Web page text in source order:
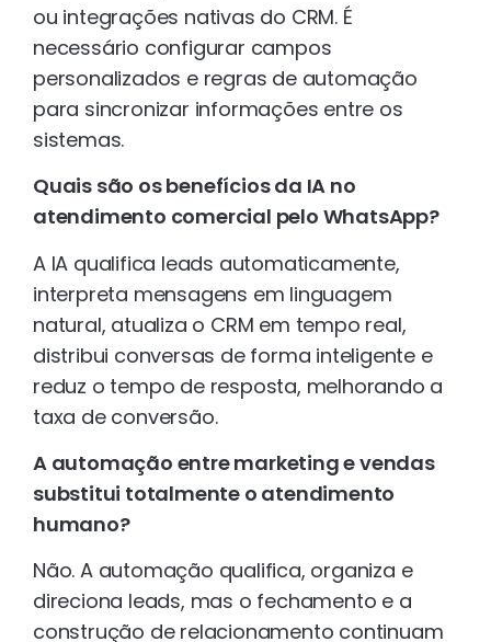
ou integrações nativas do CRM. É
necessário configurar campos
personalizados e regras de automação
para sincronizar informações entre os
sistemas.
Quais são os benefícios da IA no
atendimento comercial pelo WhatsApp?
A IA qualifica leads automaticamente,
interpreta mensagens em linguagem
natural, atualiza o CRM em tempo real,
distribui conversas de forma inteligente e
reduz o tempo de resposta, melhorando a
taxa de conversão.
A automação entre marketing e vendas
substitui totalmente o atendimento
humano?
Não. A automação qualifica, organiza e
direciona leads, mas o fechamento e a
construção de relacionamento continuam